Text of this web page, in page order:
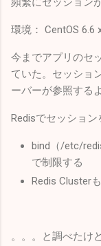
環境： CentOS 6.6
今までアプリのセ
ていた。セッショ
ーバーが参照する
Redisでセッショ
bind（/etc/
で制限する
Redis Cluster
。。。と調べたけ